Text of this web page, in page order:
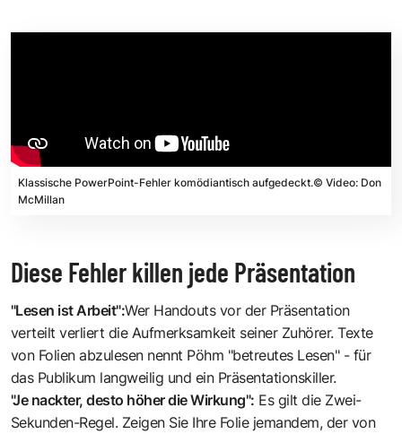
Klassische PowerPoint-Fehler komödiantisch aufgedeckt.© Video: Don
McMillan
Diese Fehler killen jede Präsentation
"Lesen ist Arbeit":Wer Handouts vor der Präsentation
verteilt verliert die Aufmerksamkeit seiner Zuhörer. Texte
von Folien abzulesen nennt Pöhm "betreutes Lesen" - für
das Publikum langweilig und ein Präsentationskiller.
"Je nackter, desto höher die Wirkung": Es gilt die Zwei-
Sekunden-Regel. Zeigen Sie Ihre Folie jemandem, der von